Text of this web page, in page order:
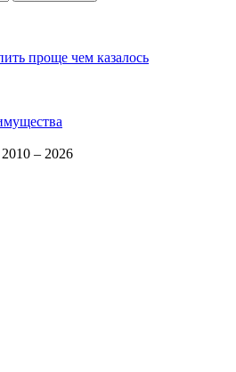
проще чем казалось
– 2026